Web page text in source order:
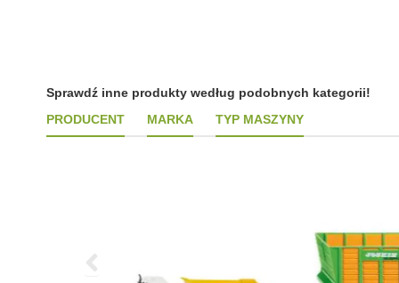
Sprawdź inne produkty według podobnych kategorii!
PRODUCENT
MARKA TYP MASZYNY